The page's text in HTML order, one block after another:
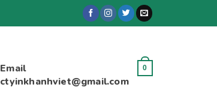
Email
ctyinkhanhviet@gmail.com
0